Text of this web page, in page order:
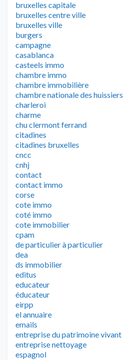
bruxelles capitale
bruxelles centre ville
bruxelles ville
burgers
campagne
casablanca
casteels immo
chambre immo
chambre immobilière
chambre nationale des huissiers
charleroi
charme
chu clermont ferrand
citadines
citadines bruxelles
cncc
cnhj
contact
contact immo
corse
cote immo
coté immo
cote immobilier
cpam
de particulier à particulier
dea
ds immobilier
editus
educateur
éducateur
eirpp
el annuaire
emails
entreprise du patrimoine vivant
entreprise nettoyage
espagnol